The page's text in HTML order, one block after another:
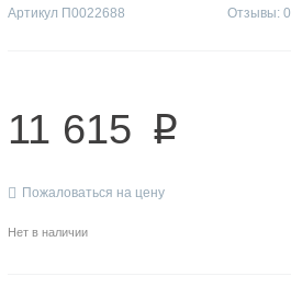
Артикул П0022688 Отзывы: 0
11 615 p
Пожаловаться на цену
Нет в наличии